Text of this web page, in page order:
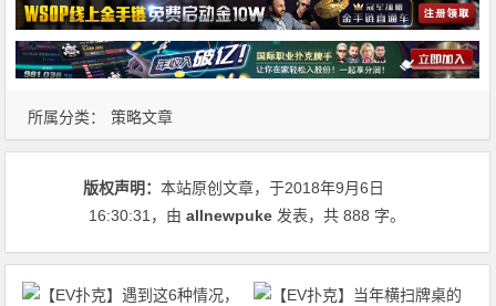
所属分类： 策略文章
版权声明：本站原创文章，于2018年9月6日
16:30:31 ，由allnewpuke 发表，共 888 字。